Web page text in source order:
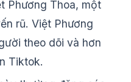
Phương Thoa, một
rũ. Việt Phương
theo dõi và hơn
Tiktok.